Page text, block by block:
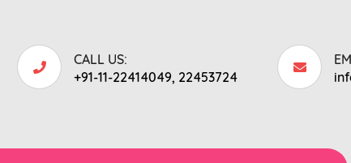
CALL US:
+91-11-22414049, 22453724